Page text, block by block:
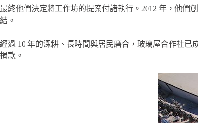
最終他們決定將工作坊的提案付諸執行。2012 年，他們
結。
經過 10 年的深耕、長時間與居民磨合，玻璃屋合作社已
捐款。